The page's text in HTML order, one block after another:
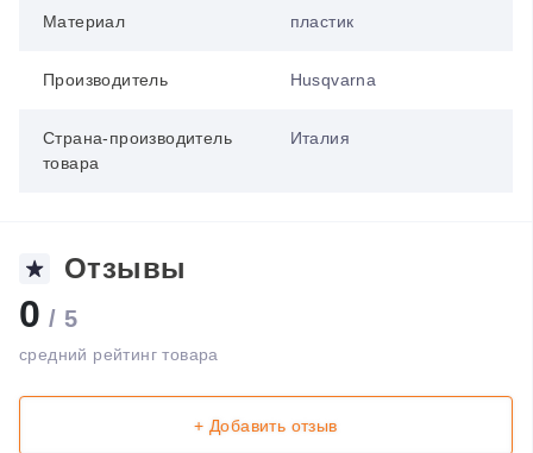
Материал пластик
Производитель Husqvarna
Страна-производитель
товара
Италия
Отзывы
0 / 5
средний рейтинг товара
+ Добавить отзыв